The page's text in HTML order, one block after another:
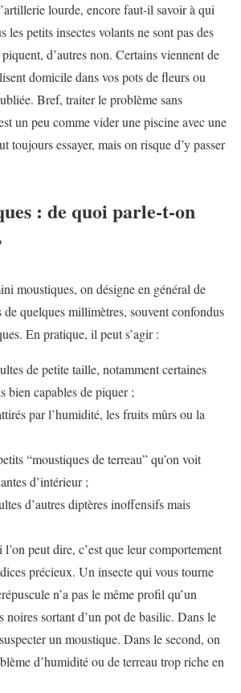
lourde, encore faut-il savoir à qui
les petits insectes volants ne sont pas des
d’autres non. Certains viennent de
domicile dans vos pots de fleurs ou
Bref, traiter le problème sans
un peu comme vider une piscine avec une
toujours essayer, mais on risque d’y passer
: de quoi parle-t-on
moustiques, on désigne en général de
de quelques millimètres, souvent confondus
En pratique, il peut s’agir :
de petite taille, notamment certaines
bien capables de piquer ;
par l’humidité, les fruits mûrs ou la
“moustiques de terreau” qu’on voit
d’intérieur ;
d’autres diptères inoffensifs mais
peut dire, c’est que leur comportement
précieux. Un insecte qui vous tourne
n’a pas le même profil qu’un
noires sortant d’un pot de basilic. Dans le
un moustique. Dans le second, on
d’humidité ou de terreau trop riche en